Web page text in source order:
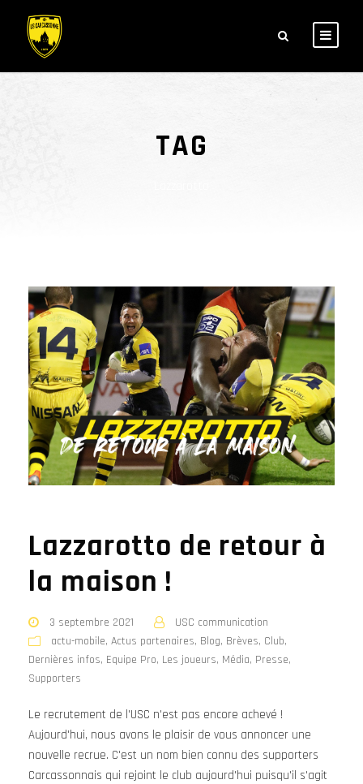
TAG
Lazzarotto de retour à
la maison !
3 septembre 2021
USC communication
actu-mobile, Actus partenaires, Blog, Brèves, Club,
Dernières infos, Equipe Pro, Les joueurs, Média, Presse,
Supporters
Le recrutement de l'USC n'est pas encore achevé !
Aujourd'hui, nous avons le plaisir de vous annoncer une
nouvelle recrue. C'est un nom bien connu des supporters
Carcassonnais qui rejoint le club aujourd'hui puisqu'il s'agit